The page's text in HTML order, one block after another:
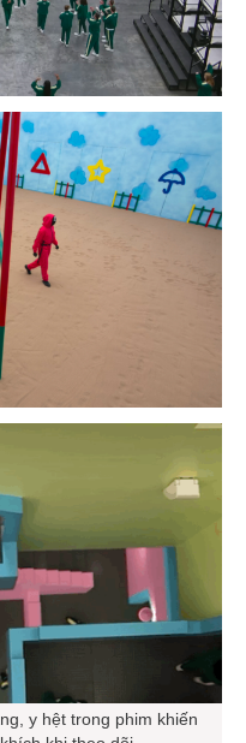
y hệt trong phim khiến